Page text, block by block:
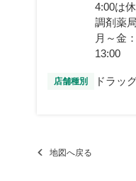
4:00は
調剤薬局
月～金
13:00
店舗種別 ドラッ
地図へ戻る